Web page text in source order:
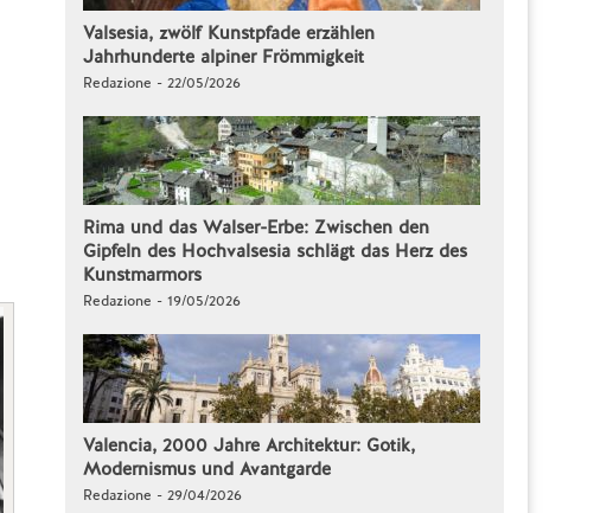
Valsesia, zwölf Kunstpfade erzählen
Jahrhunderte alpiner Frömmigkeit
Redazione - 22/05/2026
Rima und das Walser-Erbe: Zwischen den
Gipfeln des Hochvalsesia schlägt das Herz des
Kunstmarmors
Redazione - 19/05/2026
Valencia, 2000 Jahre Architektur: Gotik,
Modernismus und Avantgarde
Redazione - 29/04/2026